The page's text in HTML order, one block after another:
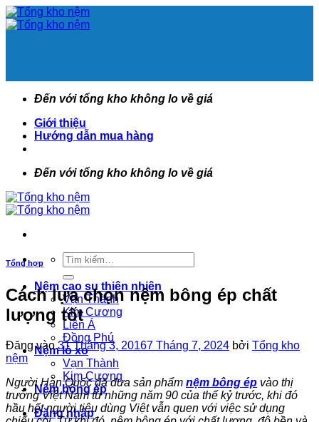
Bỏ
qua
Đến với tổng kho không lo về giá
Giới thiệu
Hướng dẫn mua hàng
Đến với tổng kho không lo về giá
Tìm
kiếm:
Nệm cao su thiên nhiên
Vạn Thành
Kim Cương
Liên Á
Đồng Phú
Nệm lò xo
Vạn Thành
Kim Cương
Nệm bông ép
Đăng nhập
Tổng hợp
Cách lựa chọn nệm bông ép chất
lượng tốt
Đăng vào31 Tháng 3, 20167 Tháng 7, 2024 bởi Tổng kho
nệm
Người Hàn Quốc đã đưa sản phẩm nệm bông ép vào thị
trường Việt Nam từ những năm 90 của thế kỷ trước, khi đó
hầu hết người tiêu dùng Việt vẫn quen với việc sử dụng